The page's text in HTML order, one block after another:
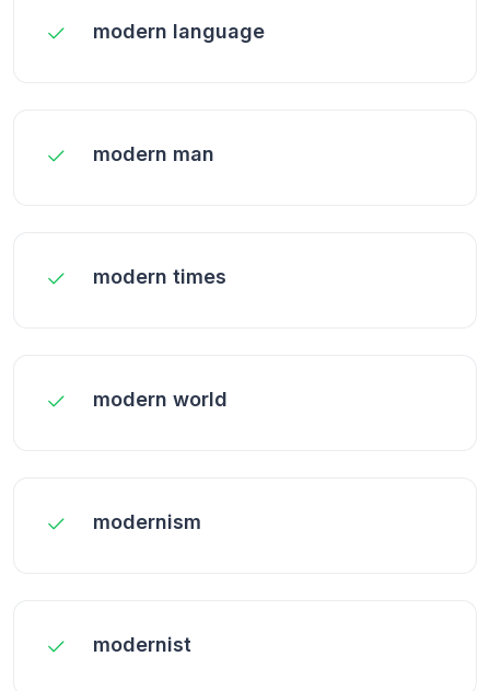
modern language
modern man
modern times
modern world
modernism
modernist